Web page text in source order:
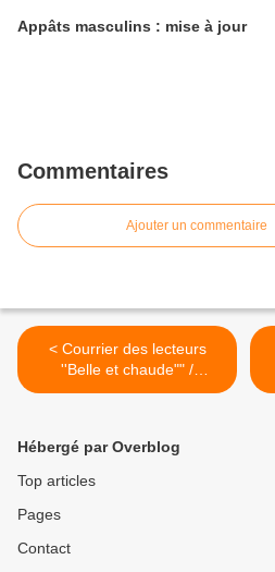
Appâts masculins : mise à jour
Commentaires
Ajouter un commentaire
< Courrier des lecteurs
''Belle et chaude"" /
Arnaque / Fin
Hébergé par Overblog
Top articles
Pages
Contact